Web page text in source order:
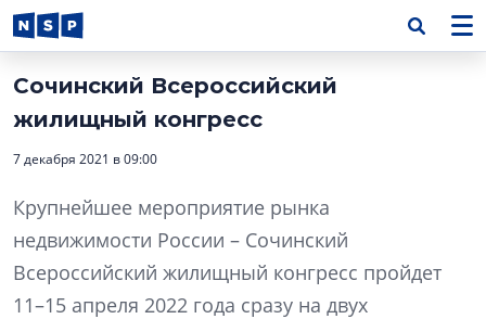
Сочинский Всероссийский
жилищный конгресс
7 декабря 2021 в 09:00
Крупнейшее мероприятие рынка
недвижимости России – Сочинский
Всероссийский жилищный конгресс пройдет
11–15 апреля 2022 года сразу на двух